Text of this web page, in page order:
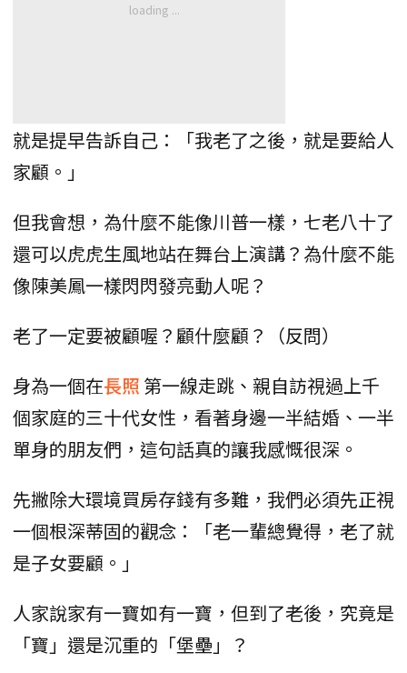
就是提早告訴自己：「我老了之後，就是要給人
家顧。」
但我會想，為什麼不能像川普一樣，七老八十了
還可以虎虎生風地站在舞台上演講？為什麼不能
像陳美鳳一樣閃閃發亮動人呢？
老了一定要被顧喔？顧什麼顧？（反問）
身為一個在長照 第一線走跳、親自訪視過上千
個家庭的三十代女性，看著身邊一半結婚、一半
單身的朋友們，這句話真的讓我感慨很深。
先撇除大環境買房存錢有多難，我們必須先正視
一個根深蒂固的觀念：「老一輩總覺得，老了就
是子女要顧。」
人家說家有一寶如有一寶，但到了老後，究竟是
「寶」還是沉重的「堡壘」？